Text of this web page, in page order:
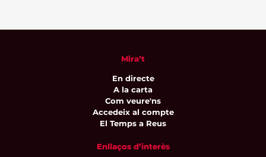
Mira’t
En directe
A la carta
Com veure'ns
Accedeix al compte
El Temps a Reus
Enllaços d’interès